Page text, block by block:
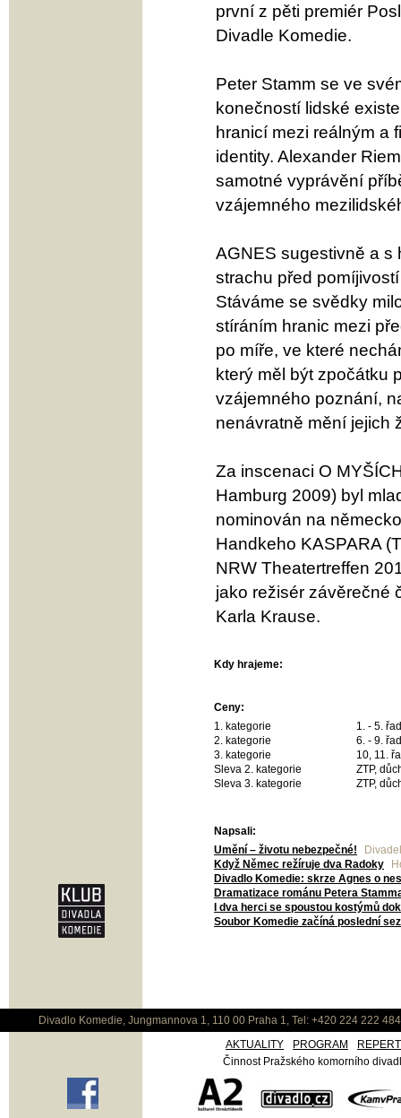
první z pěti premiér
Divadle Komedie.
Peter Stamm se ve
konečností lidské
hranicí mezi reálným a
identity. Alexander
samotné vyprávění
vzájemného
AGNES sugestivně a s
strachu před
Stáváme se svědky
stíráním hranic mezi
po míře, ve které
který měl být zpočátku
vzájemného poznání,
nenávratně mění jejich
Za inscenaci O
Hamburg 2009) byl
nominován na
Handkeho KASPARA
NRW Theatertreffen
jako režisér závěrečné
Karla Krause.
Kdy hrajeme:
Ceny:
1. kategorie
1. - 5.
2. kategorie
6. - 9.
3. kategorie
10, 11.
Sleva 2. kategorie
ZTP,
Sleva 3. kategorie
ZTP,
Napsali:
Umění – životu nebezpečné!
Když Němec režíruje dva Radoky
Divadlo Komedie: skrze Agnes o
Dramatizace románu Petera
I dva herci se spoustou kostýmů
Soubor Komedie začíná poslední
Divadlo Komedie, Jungmannova 1, 110 00 Praha 1, Tel: +420 224 222
AKTUALITY
PROGRAM
Činnost Pražského komorního